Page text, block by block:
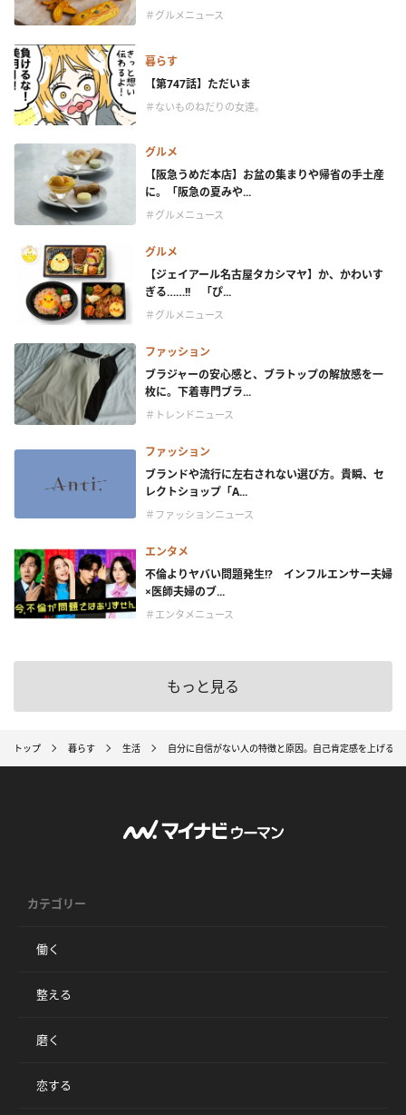
＃グルメニュース
暮らす
【第747話】ただいま
＃ないものねだりの女達。
グルメ
【阪急うめだ本店】お盆の集まりや帰省の手土産
に。「阪急の夏みや...
＃グルメニュース
グルメ
【ジェイアール名古屋タカシマヤ】か、かわいす
ぎる……!! 「ぴ...
＃グルメニュース
ファッション
ブラジャーの安心感と、ブラトップの解放感を一
枚に。下着専門ブラ...
＃トレンドニュース
ファッション
ブランドや流行に左右されない選び方。貴瞬、セ
レクトショップ「A...
＃ファッションニュース
エンタメ
不倫よりヤバい問題発生!? インフルエンサー夫婦
×医師夫婦のブ...
＃エンタメニュース
もっと見る
トップ 暮らす 生活 自分に自信がない人の特徴と原因。自己肯定感を上げる方
カテゴリー
働く
整える
磨く
恋する